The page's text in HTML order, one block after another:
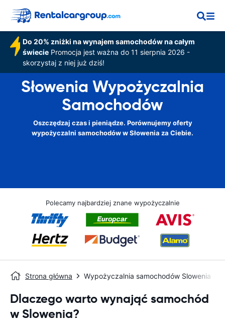
Do 20% zniżki na wynajem samochodów na całym
świeciePromocja jest ważna do 11 sierpnia 2026 -
skorzystaj z niej już dziś!
Słowenia Wypożyczalnia
Samochodów
Oszczędzaj czas i pieniądze. Porównujemy oferty
wypożyczalni samochodów w Słowenia za Ciebie.
Polecamy najbardziej znane wypożyczalnie
Strona główna Wypożyczalnia samochodów Slowenia
Dlaczego warto wynająć samochód
w Slowenia?